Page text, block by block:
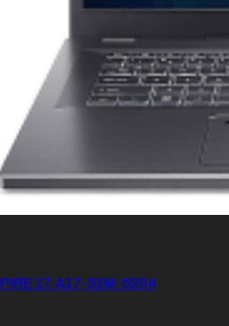
17 A17-51M-5204